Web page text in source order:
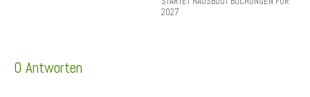
2027
0 Antworten